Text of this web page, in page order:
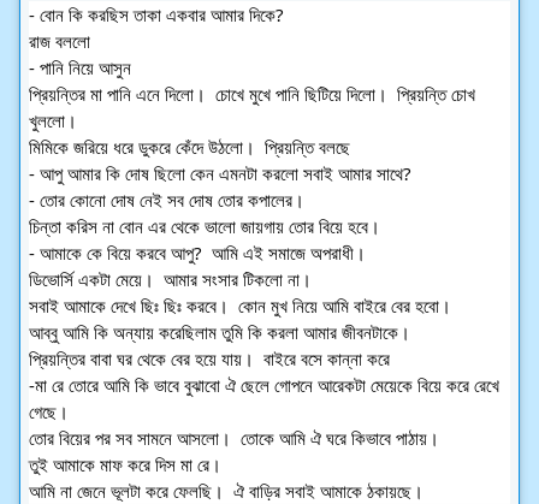
- বোন কি করছিস তাকা একবার আমার দিকে?
রাজ বললো
- পানি নিয়ে আসুন
প্রিয়ন্তির মা পানি এনে দিলো।  চোখে মুখে পানি ছিটিয়ে দিলো।  প্রিয়ন্তি চোখ
খুললো।
মিমিকে জরিয়ে ধরে ডুকরে কেঁদে উঠলো।  প্রিয়ন্তি বলছে
- আপু আমার কি দোষ ছিলো কেন এমনটা করলো সবাই আমার সাথে?
- তোর কোনো দোষ নেই সব দোষ তোর কপালের।
চিন্তা করিস না বোন এর থেকে ভালো জায়গায় তোর বিয়ে হবে।
- আমাকে কে বিয়ে করবে আপু?  আমি এই সমাজে অপরাধী।
ডিভোর্সি একটা মেয়ে।  আমার সংসার টিকলো না।
সবাই আমাকে দেখে ছিঃ ছিঃ করবে।  কোন মুখ নিয়ে আমি বাইরে বের হবো।
আব্বু আমি কি অন্যায় করেছিলাম তুমি কি করলা আমার জীবনটাকে।
প্রিয়ন্তির বাবা ঘর থেকে বের হয়ে যায়।  বাইরে বসে কান্না করে
-মা রে তোরে আমি কি ভাবে বুঝাবো ঐ ছেলে গোপনে আরেকটা মেয়েকে বিয়ে করে রেখে
গেছে।
তোর বিয়ের পর সব সামনে আসলো।  তোকে আমি ঐ ঘরে কিভাবে পাঠায়।
তুই আমাকে মাফ করে দিস মা রে।
আমি না জেনে ভূলটা করে ফেলছি।  ঐ বাড়ির সবাই আমাকে ঠকায়ছে।